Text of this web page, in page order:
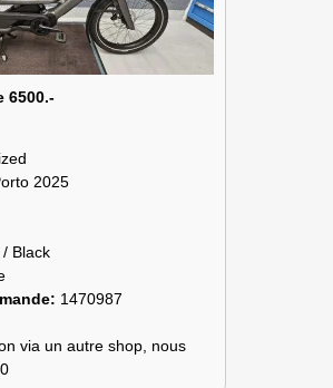
6500.-
2025
Black
1470987
via un autre shop, nous